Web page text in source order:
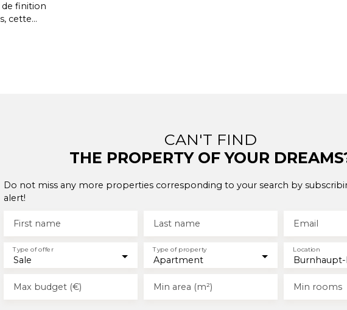
de finition
cette
aménagée
et de haut
propose
conseillère
CAN'T FIND
THE PROPERTY OF YOUR
Do not miss any more properties corresponding to your search by
alert!
First name Last name Email
Sale
Type of offer
Apartment
Type of property Location
Max budget (€) Min area (m²) Min rooms